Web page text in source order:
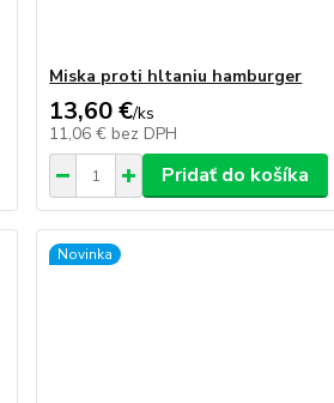
Miska proti hltaniu hamburger
13,60 €/ks
11,06 € bez DPH
Pridať do košíka
Novinka